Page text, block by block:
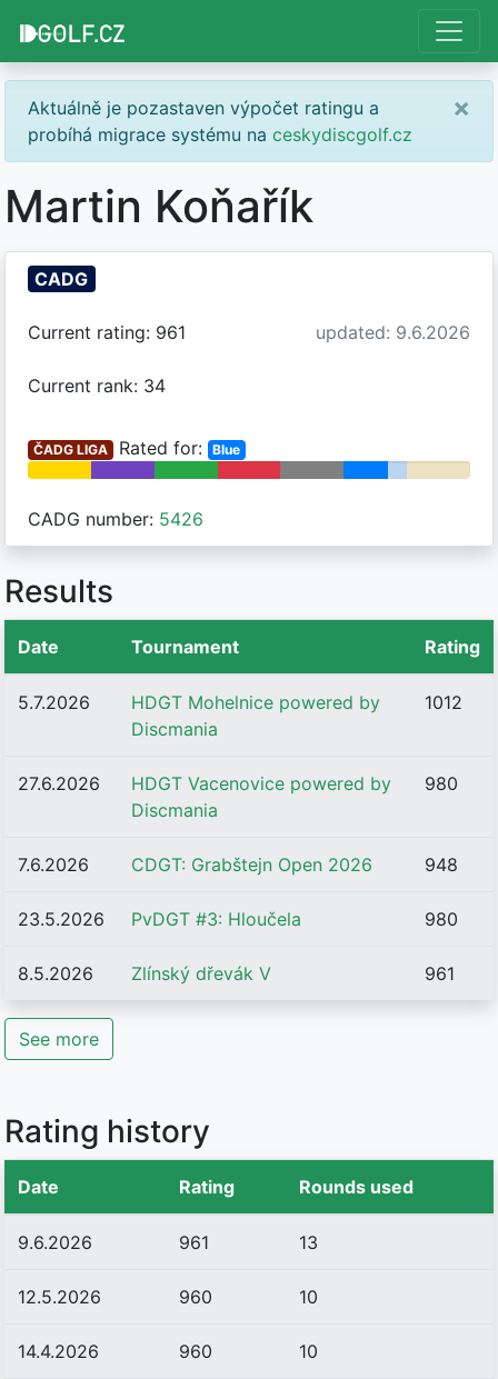
Aktuálně je pozastaven výpočet ratingu a
probíhá migrace systému na ceskydiscgolf.cz
×
Martin Koňařík
CADG
Current rating: 961 updated: 9.6.2026
Current rank: 34
ČADG LIGA Rated for: Blue
CADG number: 5426
Results
Date Tournament Rating
5.7.2026
HDGT Mohelnice powered by
Discmania
1012
27.6.2026
HDGT Vacenovice powered by
Discmania
980
7.6.2026 CDGT: Grabštejn Open 2026 948
23.5.2026 PvDGT #3: Hloučela 980
8.5.2026 Zlínský dřevák V 961
See more
Rating history
Date Rating Rounds used
9.6.2026 961 13
12.5.2026 960 10
14.4.2026 960 10